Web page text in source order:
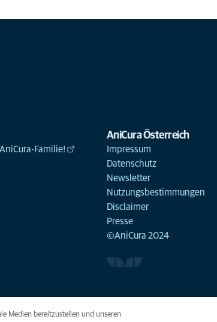
Familie!
AniCura Österreich
Impressum
Datenschutz
Newsletter
Nutzungsbestimmungen
Disclaimer
Presse
©AniCura 2024
Medien bereitzustellen und unseren